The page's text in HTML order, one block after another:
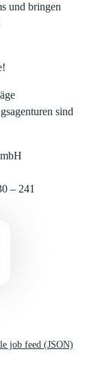
und bringen
sind
– 241
job feed (JSON)